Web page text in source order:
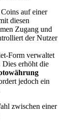
auf einer
diesen
Zugang und
der Nutzer
Form verwaltet
Dies erhöht die
jedoch ein
zwischen einer